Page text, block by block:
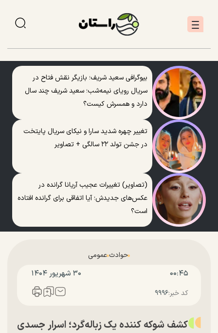
بیوگرافی سعید شریف؛ بازیگر نقش فتاح در
سریال رویای نیمه‌شب؛ سعید شریف چند سال
دارد و همسرش کیست؟
تغییر چهره شدید سارا و نیکای سریال پایتخت
در جشن تولد ۲۲ سالگی + تصاویر
(تصاویر) تغییرات عجیب آریانا گرانده در
عکس‌های جدیدش؛ آیا اتفاقی برای گرانده افتاده
است؟
حوادث عمومی
۰۰:۴۵ ۳۰ شهريور ۱۴۰۴
کد خبر:۹۹۹۶
کشف شوکه کننده یک زباله‌گرد؛ اسرار جسدی